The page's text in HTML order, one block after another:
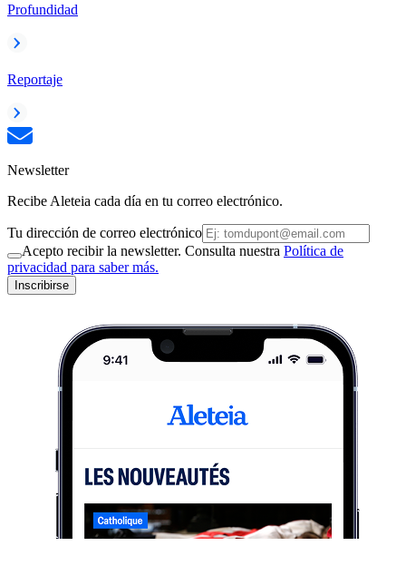
Profundidad
Reportaje
Newsletter
Recibe Aleteia cada día en tu correo electrónico.
Tu dirección de correo electrónico
Acepto recibir la newsletter. Consulta nuestra Política de
privacidad para saber más.
Inscribirse